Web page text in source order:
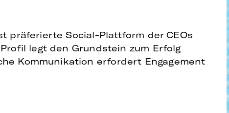
präferierte Social-Plattform der CEOs
legt den Grundstein zum Erfolg
Kommunikation erfordert Engagement